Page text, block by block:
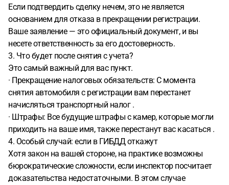
Если подтвердить сделку нечем, это не является
основанием для отказа в прекращении регистрации.
Ваше заявление — это официальный документ, и вы
несете ответственность за его достоверность.
3. Что будет после снятия с учета?
Это самый важный для вас пункт.
· Прекращение налоговых обязательств: С момента
снятия автомобиля с регистрации вам перестанет
начисляться транспортный налог .
· Штрафы: Все будущие штрафы с камер, которые могли
приходить на ваше имя, также перестанут вас касаться .
4. Особый случай: если в ГИБДД откажут
Хотя закон на вашей стороне, на практике возможны
бюрократические сложности, если инспектор посчитает
доказательства недостаточными. В этом случае